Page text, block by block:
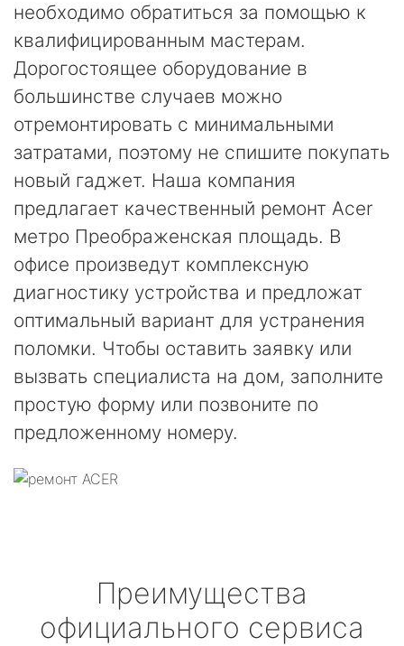
необходимо обратиться за помощью к
квалифицированным мастерам.
Дорогостоящее оборудование в
большинстве случаев можно
отремонтировать с минимальными
затратами, поэтому не спишите покупать
новый гаджет. Наша компания
предлагает качественный ремонт Acer
метро Преображенская площадь. В
офисе произведут комплексную
диагностику устройства и предложат
оптимальный вариант для устранения
поломки. Чтобы оставить заявку или
вызвать специалиста на дом, заполните
простую форму или позвоните по
предложенному номеру.
Преимущества
официального сервиса